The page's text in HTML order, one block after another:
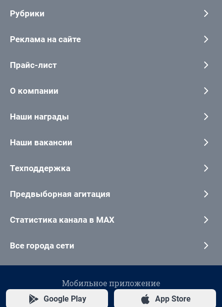
Рубрики
Реклама на сайте
Прайс-лист
О компании
Наши награды
Наши вакансии
Техподдержка
Предвыборная агитация
Статистика канала в MAX
Все города сети
Мобильное приложение
Google Play App Store